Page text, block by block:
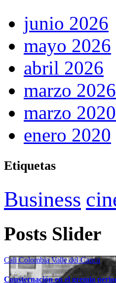
junio 2026
mayo 2026
abril 2026
marzo 2026
marzo 2020
enero 2020
Etiquetas
Business
Posts Slider
CaliColombiaValle del Cauca
Consternación en el gremio